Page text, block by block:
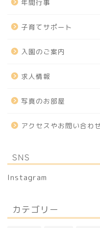
年間行事
子育てサポート
入園のご案内
求人情報
写真のお部屋
アクセスやお問い合わ
SNS
Instagram
カテゴリー